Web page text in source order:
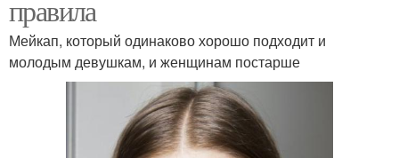
правила
Мейкап, который одинаково хорошо подходит и
молодым девушкам, и женщинам постарше